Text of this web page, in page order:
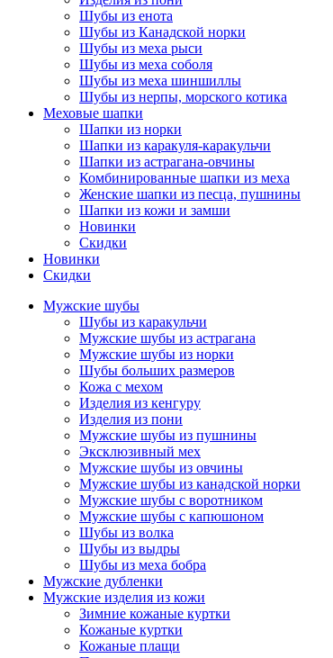
Шубы из енота
Шубы из Канадской норки
Шубы из меха рыси
Шубы из меха соболя
Шубы из меха шиншиллы
Шубы из нерпы, морского котика
Меховые шапки
Шапки из норки
Шапки из каракуля-каракульчи
Шапки из астрагана-овчины
Комбинированные шапки из меха
Женские шапки из песца, пушнины
Шапки из кожи и замши
Новинки
Скидки
Новинки
Скидки
Мужские шубы
Шубы из каракульчи
Мужские шубы из астрагана
Мужские шубы из норки
Шубы больших размеров
Кожа с мехом
Изделия из кенгуру
Изделия из пони
Мужские шубы из пушнины
Эксклюзивный мех
Мужские шубы из овчины
Мужские шубы из канадской норки
Мужские шубы с воротником
Мужские шубы с капюшоном
Шубы из волка
Шубы из выдры
Шубы из меха бобра
Мужские дубленки
Мужские изделия из кожи
Зимние кожаные куртки
Кожаные куртки
Кожаные плащи